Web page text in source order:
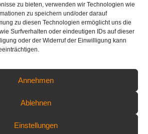
zu bieten, verwenden wir Technologien wie
zu speichern und/oder darauf
zu diesen Technologien ermöglicht uns die
Surfverhalten oder eindeutigen IDs auf dieser
oder der Widerruf der Einwilligung kann
Annehmen
Ablehnen
Einstellungen